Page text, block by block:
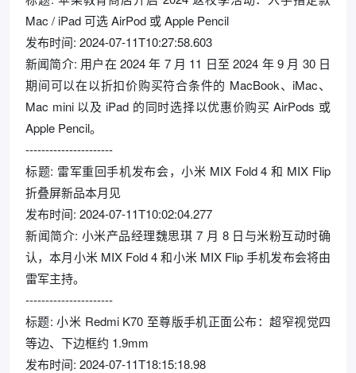
Mac / iPad 可选 AirPod 或 Apple Pencil
发布时间: 2024-07-11T10:27:58.603
新闻简介: 用户在 2024 年 7 月 11 日至 2024 年 9 月 30 日
期间可以在以折扣价购买符合条件的 MacBook、iMac、
Mac mini 以及 iPad 的同时选择以优惠价购买 AirPods 或
Apple Pencil。
----------------------
标题: 雷军重回手机发布会，小米 MIX Fold 4 和 MIX Flip
折叠屏新品本月见
发布时间: 2024-07-11T10:02:04.277
新闻简介: 小米产品经理魏思琪 7 月 8 日与米粉互动时确
认，本月小米 MIX Fold 4 和小米 MIX Flip 手机发布会将由
雷军主持。
----------------------
标题: 小米 Redmi K70 至尊版手机正面公布：超窄视觉四
等边、下边框约 1.9mm
发布时间: 2024-07-11T18:15:18.98